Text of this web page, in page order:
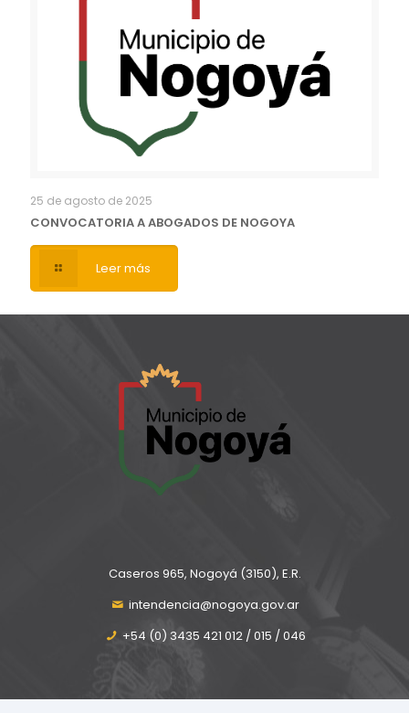
25 de agosto de 2025
CONVOCATORIA A ABOGADOS DE NOGOYA
Leer más
Caseros 965, Nogoyá (3150), E.R.
intendencia@nogoya.gov.ar
+54 (0) 3435 421 012 / 015 / 046